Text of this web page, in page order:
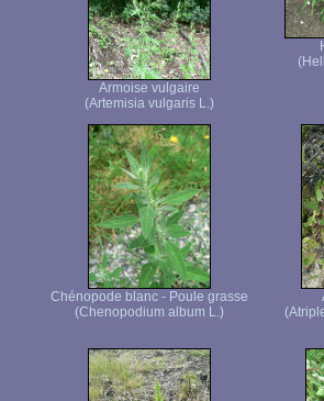
Armoise vulgaire
(Artemisia vulgaris L.)
Chénopode blanc - Poule grasse
(Chenopodium album L.)